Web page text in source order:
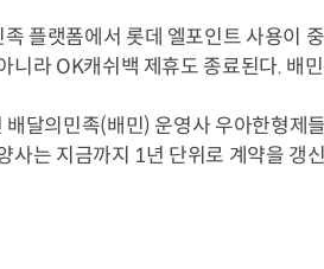
플랫폼에서 롯데 엘포인트 사용이
니라 OK캐쉬백 제휴도 종료된다. 배
배달의민족(배민) 운영사 우아한형제
사는 지금까지 1년 단위로 계약을 갱